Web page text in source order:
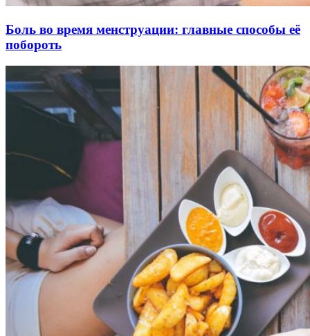
Боль во время менструации: главные способы её
побороть